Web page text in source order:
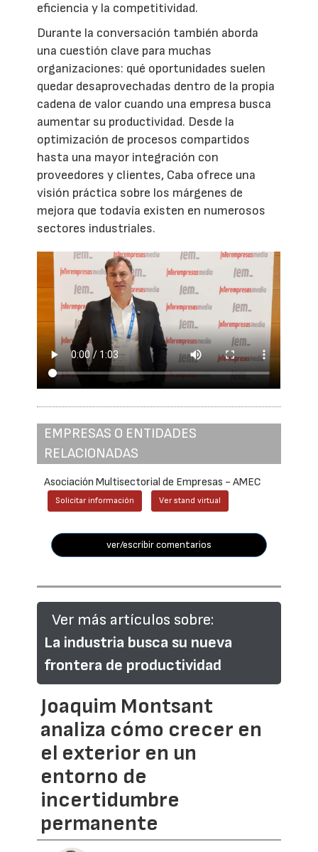
eficiencia y la competitividad.
Durante la conversación también aborda
una cuestión clave para muchas
organizaciones: qué oportunidades suelen
quedar desaprovechadas dentro de la propia
cadena de valor cuando una empresa busca
aumentar su productividad. Desde la
optimización de procesos compartidos
hasta una mayor integración con
proveedores y clientes, Caba ofrece una
visión práctica sobre los márgenes de
mejora que todavía existen en numerosos
sectores industriales.
EMPRESAS O ENTIDADES
RELACIONADAS
Asociación Multisectorial de Empresas - AMEC
Solicitar información Ver stand virtual
ver/escribir comentarios
Ver más artículos sobre:
La industria busca su nueva
frontera de productividad
Joaquim Montsant
analiza cómo crecer en
el exterior en un
entorno de
incertidumbre
permanente